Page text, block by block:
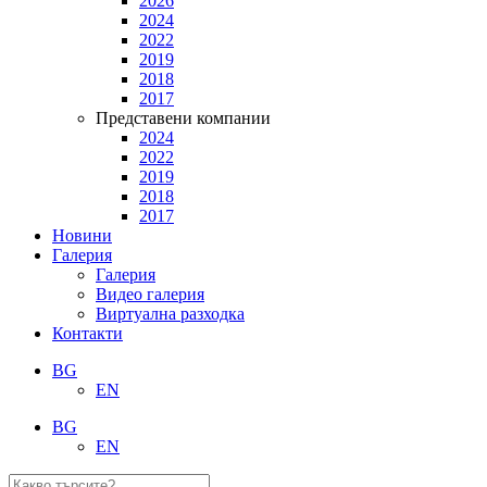
2024
2022
2019
2018
2017
Представени компании
2024
2022
2019
2018
2017
Новини
Галерия
Галерия
Видео галерия
Виртуална разходка
Контакти
BG
EN
BG
EN